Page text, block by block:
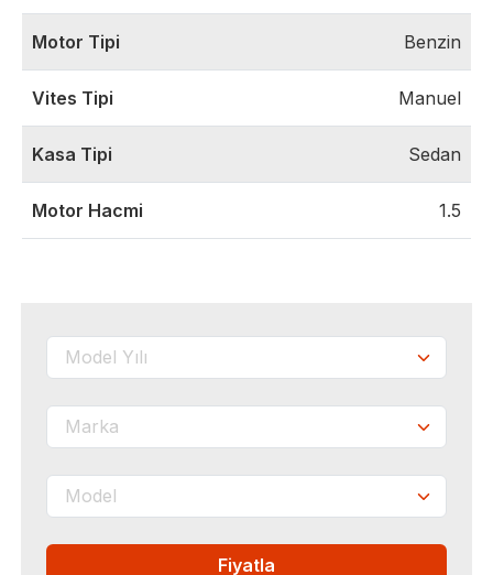
Motor Tipi Benzin
Vites Tipi Manuel
Kasa Tipi Sedan
Motor Hacmi 1.5
Fiyatla